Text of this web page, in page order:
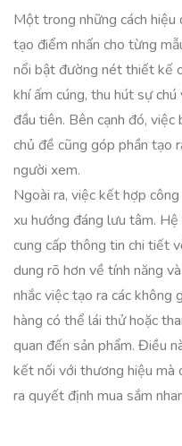
Một trong những cách
tạo điểm nhấn cho từng
nổi bật đường nét thiết kế
khí ấm cúng, thu hút sự
đầu tiên. Bên cạnh đó,
chủ đề cũng góp phần tạo
người xem.
Ngoài ra, việc kết hợp
xu hướng đáng lưu tâm.
cung cấp thông tin chi tiết
dung rõ hơn về tính năng
nhắc việc tạo ra các không
hàng có thể lái thử hoặc
quan đến sản phẩm. Điều
kết nối với thương hiệu mà
ra quyết định mua sắm